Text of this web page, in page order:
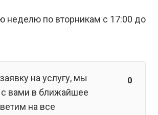
неделю по вторникам с 17:00 до
на услугу, мы
вами в ближайшее
на все
0